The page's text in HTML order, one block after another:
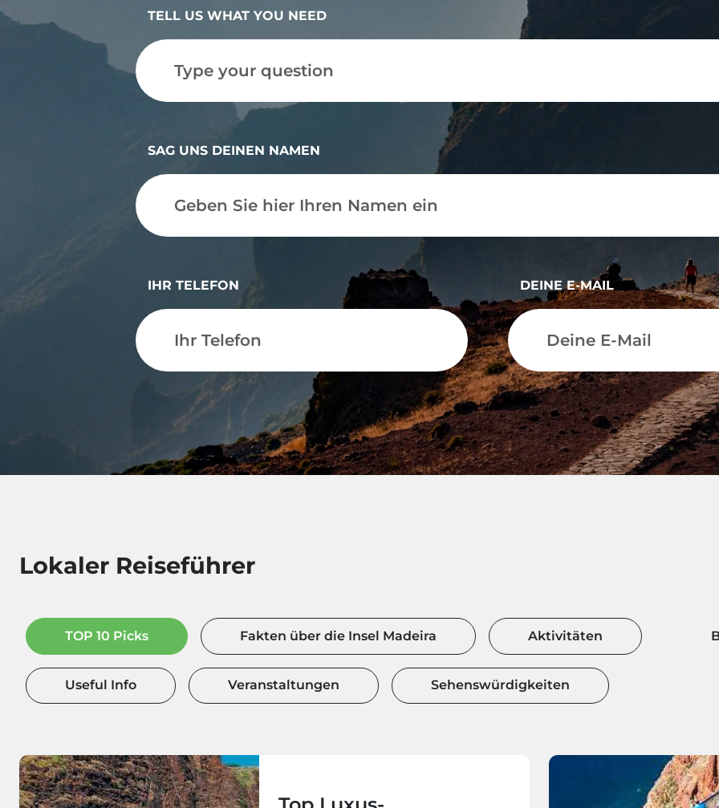
TELL US WHAT YOU NEED
SAG UNS DEINEN NAMEN
IHR TELEFON DEINE E-MAIL
Lokaler Reiseführer
TOP 10 Picks Fakten über die Insel Madeira Aktivitäten
Useful Info Veranstaltungen Sehenswürdigkeiten